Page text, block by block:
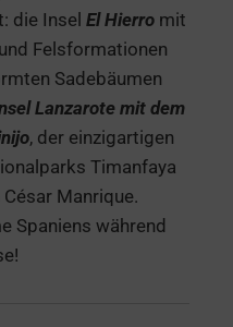
die Insel El Hierro mit
Felsformationen
Sadebäumen
Lanzarote mit dem
, der einzigartigen
Timanfaya
Manrique.
Spaniens während